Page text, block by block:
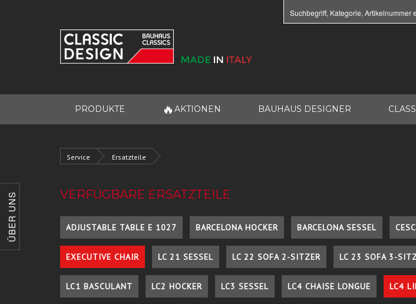
ÜBER UNS
PRODUKTE 🔥 AKTIONEN BAUHAUS DESIGNER
Service Ersatzteile
VERFÜGBARE ERSATZTEILE
ADJUSTABLE TABLE E 1027 BARCELONA HOCKER BARCELONA SESSEL
EXECUTIVE CHAIR LC 21 SESSEL LC 22 SOFA 2-SITZER LC 23 SOFA 3-
LC1 BASCULANT LC2 HOCKER LC3 SESSEL LC4 CHAISE LONGUE LC4